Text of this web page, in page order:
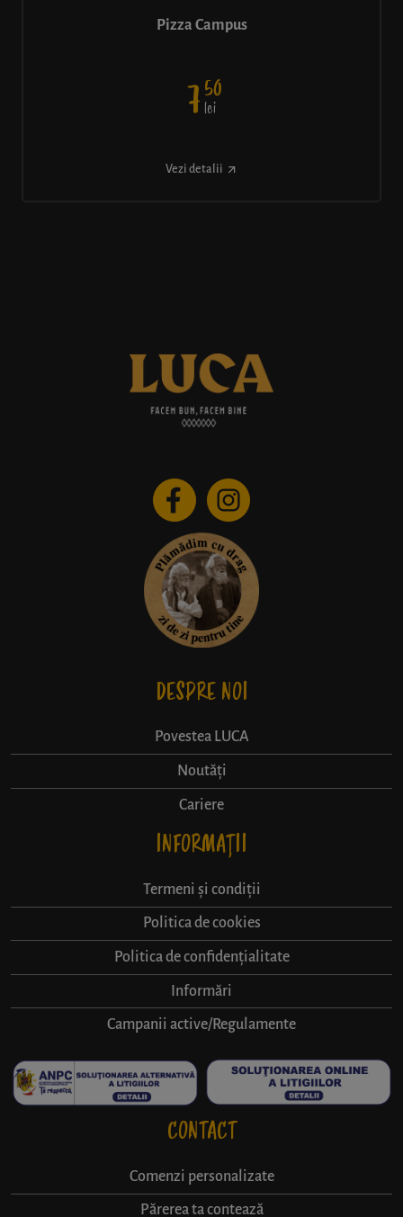
Pizza Campus
750
lei
Vezi detalii
DESPRE NOI
Povestea LUCA
Noutăți
Cariere
INFORMAȚII
Termeni și condiții
Politica de cookies
Politica de confidențialitate
Informări
Campanii active/Regulamente
CONTACT
Comenzi personalizate
Părerea ta contează